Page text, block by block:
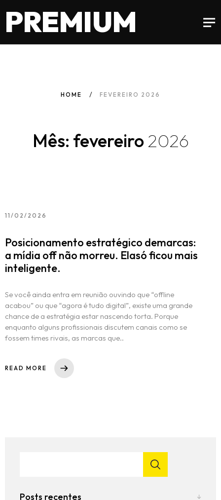
PREMIUM
HOME FEVEREIRO 2026
Mês: fevereiro 2026
11/02/2026
Posicionamento estratégico demarcas:
a mídia off não morreu. Elasó ficou mais
inteligente.
Se você ainda entra em reunião ouvindo que “offline
acabou” ou que “agora é tudo digital”, existe uma grande
chance de a estratégia estar nascendo torta. Porque
enquanto alguns profissionais discutem canais como se
fossem times rivais, as marcas que..
READ MORE
Posts recentes